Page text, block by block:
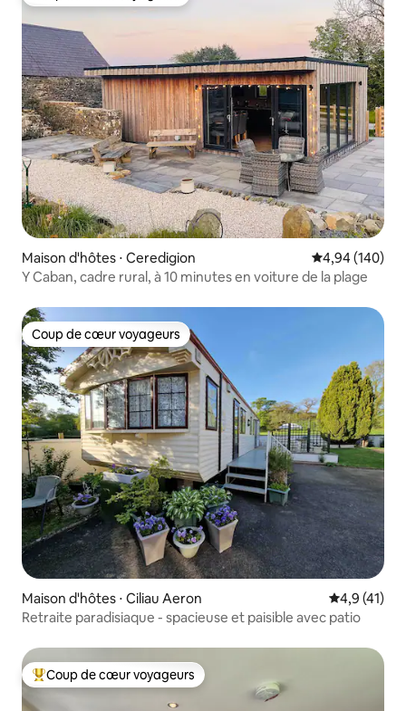
Maison d'hôtes ⋅ Ceredigion Évaluation
4,94 (140)
Y Caban, cadre rural, à 10 minutes en voiture de la plage
Coup de cœur voyageurs
Coup de cœur voyageurs
Maison d'hôtes ⋅ Ciliau Aeron Évaluation
4,9 (41)
Retraite paradisiaque - spacieuse et paisible avec patio
Coups de cœur voyageurs les plus appréciés
Coup de cœur voyageurs